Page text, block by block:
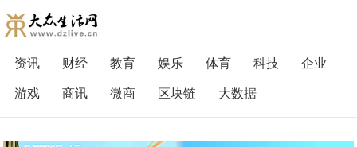
资讯 财经 教育 娱乐 体育 科技
企业
游戏
商讯 微商 区块链 大数据